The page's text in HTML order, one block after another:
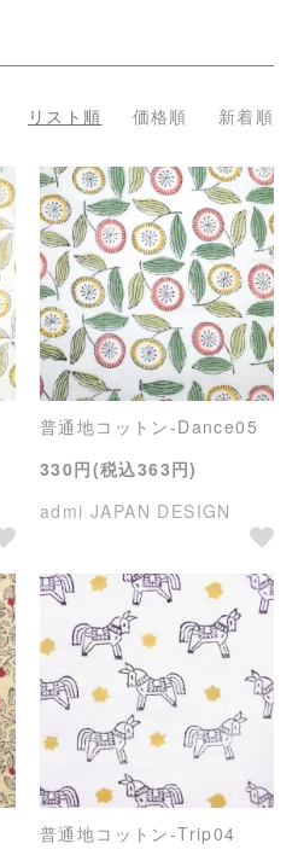
リスト順 価格順 新着順
普通地コットン-Dance05
330円(税込363円)
admi JAPAN DESIGN
普通地コットン-Trip04